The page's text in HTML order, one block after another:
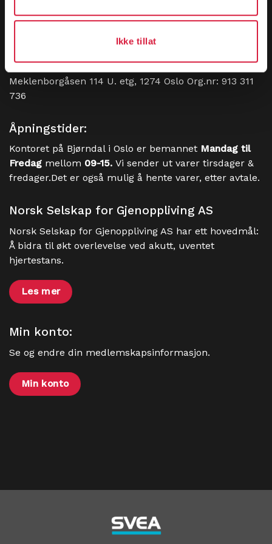
Ikke tillat
post@gjenoppliving.no, så tar vi kontakt så snart vi
Besøksadresse:
Meklenborgåsen 114 U. etg, 1274 Oslo Org.nr: 913 311
736
Åpningstider:
Kontoret på Bjørndal i Oslo er bemannet Mandag til
Fredag mellom 09-15. Vi sender ut varer tirsdager &
fredager.Det er også mulig å hente varer, etter avtale.
Norsk Selskap for Gjenoppliving AS
Norsk Selskap for Gjenoppliving AS har ett hovedmål:
Å bidra til økt overlevelse ved akutt, uventet
hjertestans.
Les mer
Min konto:
Se og endre din medlemskapsinformasjon.
Min konto